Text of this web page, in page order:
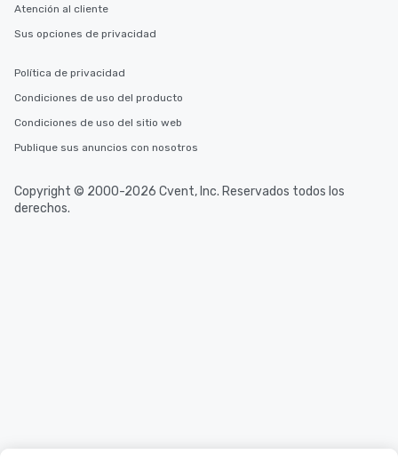
Atención al cliente
Sus opciones de privacidad
Política de privacidad
Condiciones de uso del producto
Condiciones de uso del sitio web
Publique sus anuncios con nosotros
Copyright © 2000-2026 Cvent, Inc. Reservados todos los
derechos.